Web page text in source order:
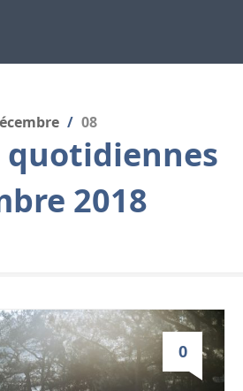
/ 08
quotidiennes
2018
0